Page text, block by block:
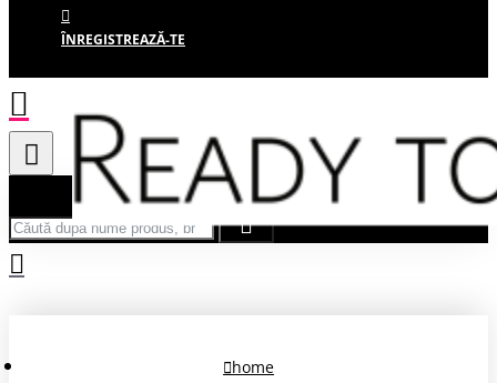
ÎNREGISTREAZĂ-TE
Căută după nume produs, brand...
home